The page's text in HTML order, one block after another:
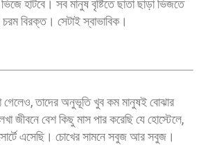
হাটবে। সব মানুষ বৃষ্টিতে ছাতা ছাড়া ভিজতে
বিরক্ত। সেটাই স্বাভাবিক।
গেলেও, তাদের অনুভূতি খুব কম মানুষই বোঝার
জীবনে বেশ কিছু মাস পার করেছি যে হোস্টেলে,
এসেছি। চোখের সামনে সবুজ আর সবুজ।